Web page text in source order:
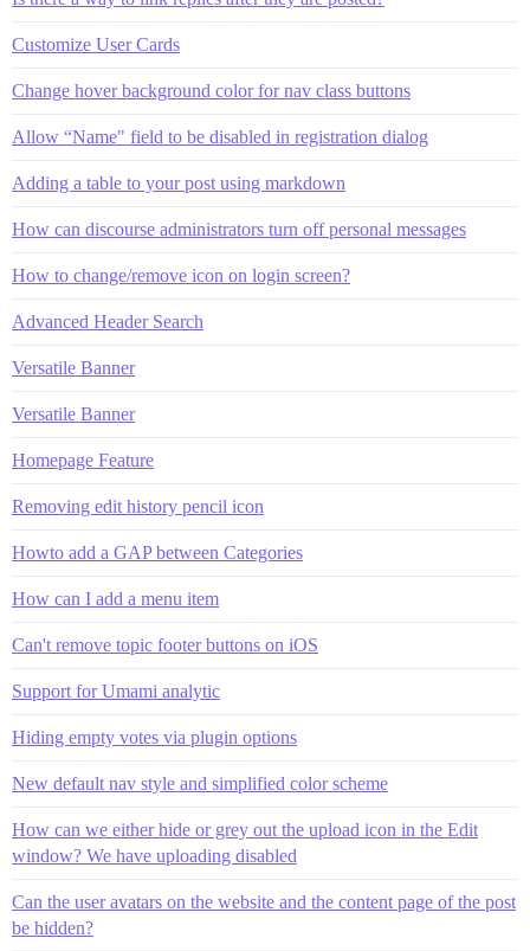
Customize User Cards
Change hover background color for nav class buttons
Allow “Name" field to be disabled in registration dialog
Adding a table to your post using markdown
How can discourse administrators turn off personal messages
How to change/remove icon on login screen?
Advanced Header Search
Versatile Banner
Versatile Banner
Homepage Feature
Removing edit history pencil icon
Howto add a GAP between Categories
How can I add a menu item
Can't remove topic footer buttons on iOS
Support for Umami analytic
Hiding empty votes via plugin options
New default nav style and simplified color scheme
How can we either hide or grey out the upload icon in the Edit
window? We have uploading disabled
Can the user avatars on the website and the content page of the post
be hidden?